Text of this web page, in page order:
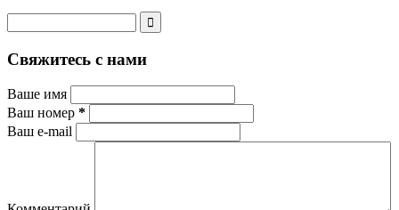
Свяжитесь с нами
Ваше имя
Ваш номер *
Ваш e-mail